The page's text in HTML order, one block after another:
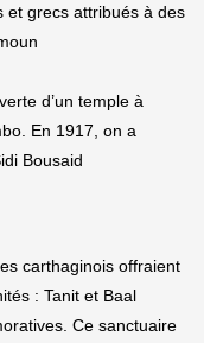
et grecs attribués à des
d’un temple à
En 1917, on a
Bousaid
carthaginois offraient
: Tanit et Baal
Ce sanctuaire